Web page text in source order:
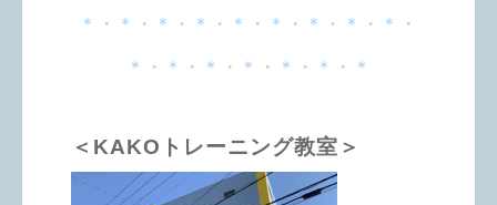
＊・＊・＊・＊・＊・＊・＊・＊・＊・
＊・＊・＊・＊・＊・＊・＊
＜KAKOトレーニング教室＞